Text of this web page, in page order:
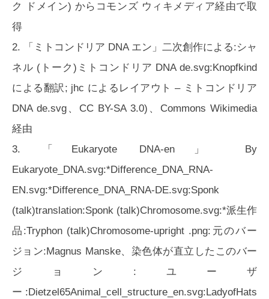
ク ドメイン) からコモンズ ウィキメディア経由で取
得
2. 「ミトコンドリア DNA エン」二次創作による:シャ
ネル (トーク)ミトコンドリア DNA de.svg:Knopfkind
による翻訳; jhc によるレイアウト – ミトコンドリア
DNA de.svg、CC BY-SA 3.0)、Commons Wikimedia
経由
3. 「Eukaryote DNA-en」 By
Eukaryote_DNA.svg:*Difference_DNA_RNA-
EN.svg:*Difference_DNA_RNA-DE.svg:Sponk
(talk)translation:Sponk (talk)Chromosome.svg:*派生作
品:Tryphon (talk)Chromosome-upright .png:元のバー
ジョン:Magnus Manske、染色体が直立したこのバー
ジョン:ユーザ
ー:Dietzel65Animal_cell_structure_en.svg:LadyofHats